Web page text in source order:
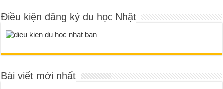
Điều kiện đăng ký du học Nhật
Bài viết mới nhất